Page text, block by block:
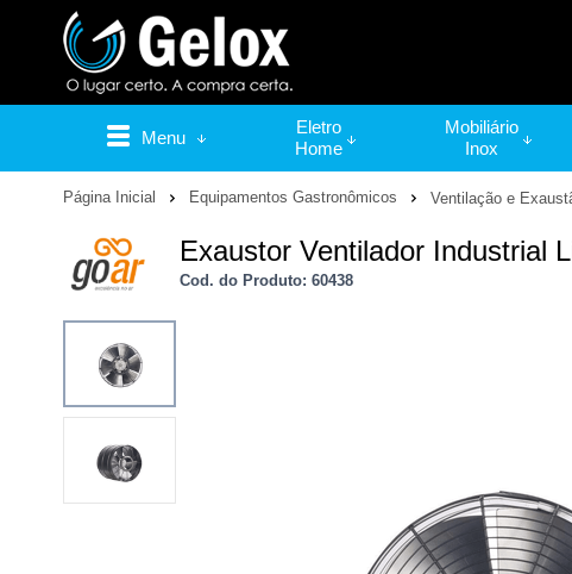
Menu
Eletro
Home
Mobiliário
Inox
Página Inicial Equipamentos Gastronômicos Ventilação e
Exaustor Ventilador Industrial
Cod. do Produto: 60438